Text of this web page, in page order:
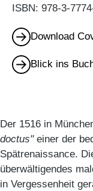
ISBN: 978-3-
Download
Blick ins
Der 1516 in
doctus"einer der
Spätrenaissance.
überwältigendes
in Vergessenheit